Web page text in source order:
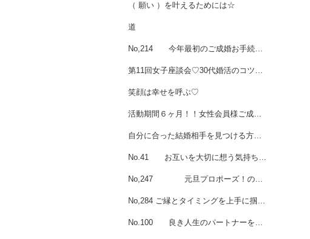
（ 願い ）を叶えるためには☆
道
No,214 今年最初のご成婚お手続きをさせて頂きました☆
第11回女子座談会♡30代婚活のコツとは
笑顔は幸せを呼ぶ♡
活動期間６ヶ月！！女性会員様ご成婚♡
自分に合った結婚相手を見つける方法 💙 男性会員様ご成婚
No.41 お互いを大切に想う気持ちの上に成り立つ努力・・・
No,247 元旦プロポーズ！の男性会員様ご成婚☆
No,284 ご縁とタイミングを上手に掴みましたね！女性会員様ご成婚☆
No.100 良き人生のパートナーを見出すために！！